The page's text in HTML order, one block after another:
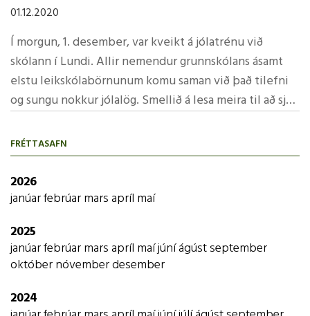
01.12.2020
Í morgun, 1. desember, var kveikt á jólatrénu við
skólann í­ Lundi. Allir nemendur grunnskólans ásamt
elstu leikskólabörnunum komu saman við það tilefni
og sungu nokkur jólalög. Smellið á lesa meira til að sjá
FRÉTTASAFN
2026
janúarfebrúarmarsapríl maí
2025
janúarfebrúarmarsapríl maíjúníágústseptember
októbernóvemberdesember
2024